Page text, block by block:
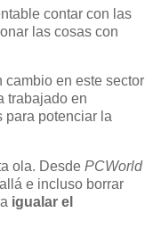
contar con las
las cosas con
cambio en este sector
trabajado en
para potenciar la
ola. Desde PCWorld
e incluso borrar
igualar el